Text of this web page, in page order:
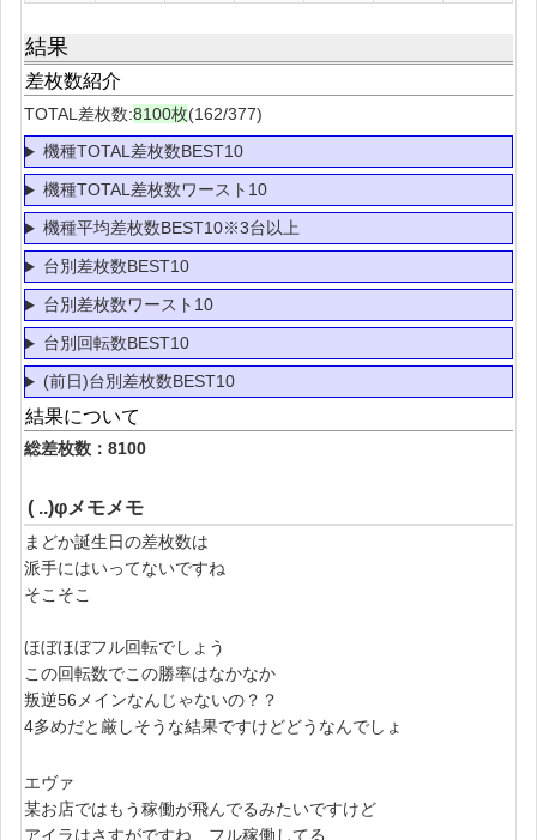
結果
差枚数紹介
TOTAL差枚数:8100枚(162/377)
機種TOTAL差枚数BEST10
機種TOTAL差枚数ワースト10
機種平均差枚数BEST10※3台以上
台別差枚数BEST10
台別差枚数ワースト10
台別回転数BEST10
(前日)台別差枚数BEST10
結果について
総差枚数：8100
( ..)φメモメモ
まどか誕生日の差枚数は
派手にはいってないですね
そこそこ
ほぼほぼフル回転でしょう
この回転数でこの勝率はなかなか
叛逆56メインなんじゃないの？？
4多めだと厳しそうな結果ですけどどうなんでしょ
エヴァ
某お店ではもう稼働が飛んでるみたいですけど
アイラはさすがですね フル稼働してる